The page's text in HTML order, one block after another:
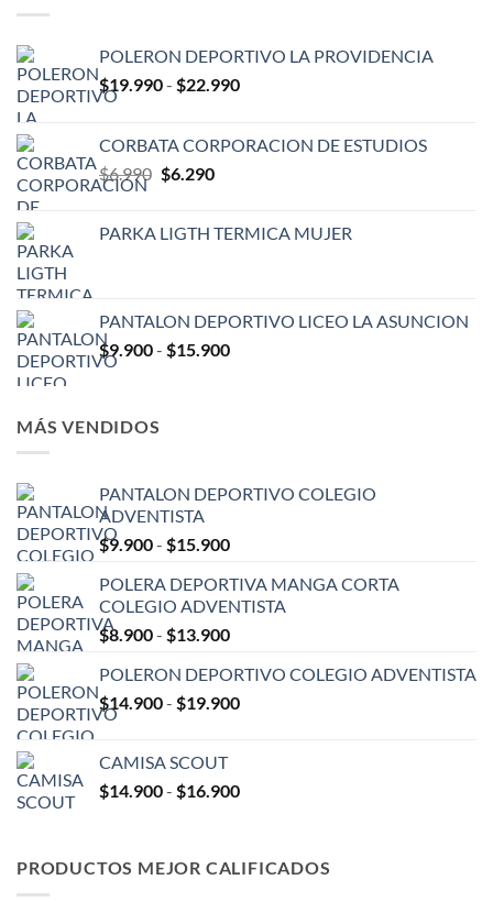
POLERON DEPORTIVO LA PROVIDENCIA
$19.990- $22.990Rango
desde
CORBATA CORPORACION DE ESTUDIOS
$6.990 El
era:
$6.290El
es:
PARKA LIGTH TERMICA MUJER
PANTALON DEPORTIVO LICEO LA ASUNCION
$9.900- $15.900Rango
$15.900
MÁS VENDIDOS
PANTALON DEPORTIVO COLEGIO
ADVENTISTA
$9.900- $15.900Rango
precios:
desde
$9.900
$15.900
POLERA DEPORTIVA MANGA CORTA
COLEGIO ADVENTISTA
$8.900- $13.900Rango
precios:
desde
POLERON DEPORTIVO COLEGIO ADVENTISTA
$14.900- $19.900Rango
$14.900
CAMISA SCOUT
$14.900- $16.900Rango
desde
PRODUCTOS MEJOR CALIFICADOS